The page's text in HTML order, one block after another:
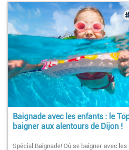
Baignade avec les enfants : le
baigner aux alentours de Dijon !
Spécial Baignade! Où se baigner avec